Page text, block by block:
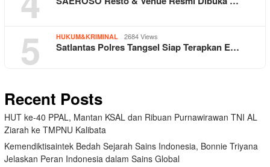
5 HUKUM&KRIMINAL 2684 Views
Satlantas Polres Tangsel Siap Terapkan E…
Recent Posts
HUT ke-40 PPAL, Mantan KSAL dan Ribuan Purnawirawan TNI AL
Ziarah ke TMPNU Kalibata
Kemendiktisaintek Bedah Sejarah Sains Indonesia, Bonnie Triyana
Jelaskan Peran Indonesia dalam Sains Global